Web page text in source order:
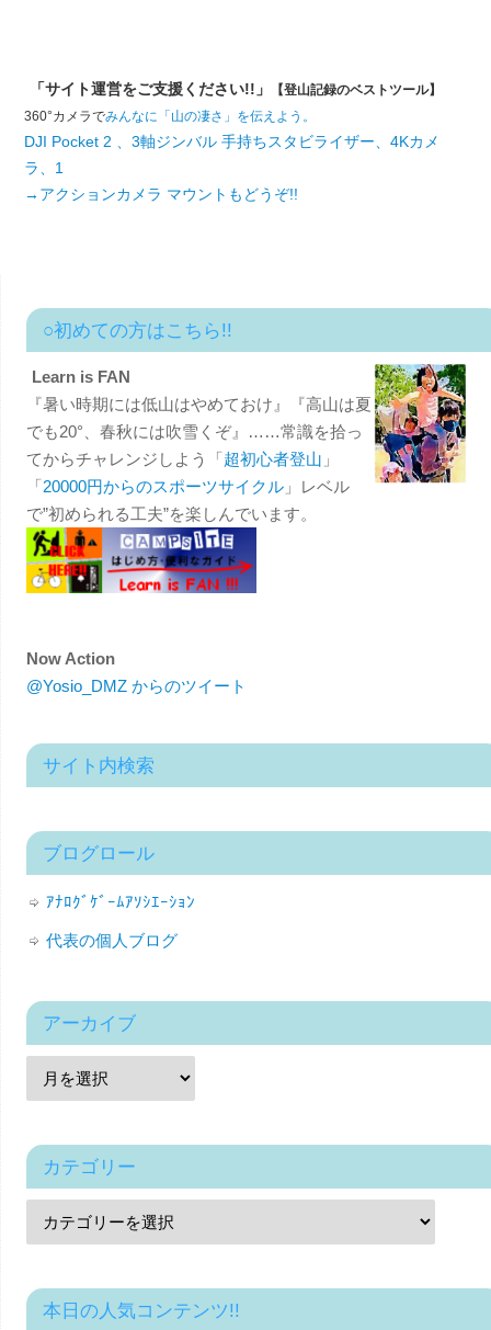
「サイト運営をご支援ください!!」
【登山記録のベストツール】
360°カメラでみんなに「山の凄さ」を伝えよう。
DJI Pocket 2 、3軸ジンバル 手持ちスタビライザー、4Kカメ
ラ、1
→アクションカメラ マウントもどうぞ!!
○初めての方はこちら!!
Learn is FAN
『暑い時期には低山はやめておけ』『高山は夏
でも20°、春秋には吹雪くぞ』……常識を拾っ
てからチャレンジしよう「超初心者登山 」
「20000円からのスポーツサイクル」レベル
で”初められる工夫”を楽しんでいます。
Now Action
@Yosio_DMZ からのツイート
サイト内検索
ブログロール
ｱﾅﾛｸﾞｹﾞｰﾑｱｿｼｴｰｼｮﾝ
代表の個人ブログ
アーカイブ
カテゴリー
本日の人気コンテンツ!!